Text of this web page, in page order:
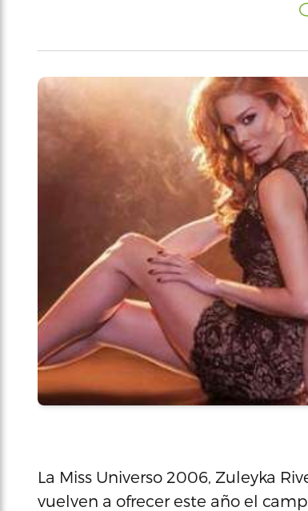
La Miss Universo 2006, Zuleyka
vuelven a ofrecer este año el